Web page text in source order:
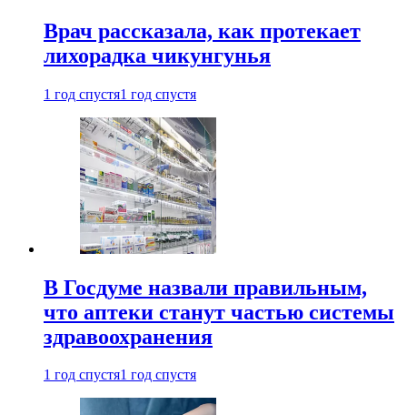
Врач рассказала, как протекает
лихорадка чикунгунья
1 год спустя1 год спустя
В Госдуме назвали правильным,
что аптеки станут частью системы
здравоохранения
1 год спустя1 год спустя